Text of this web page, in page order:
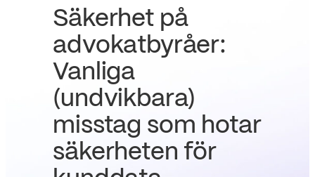
Säkerhet på
advokatbyråer:
Vanliga
(undvikbara)
misstag som hotar
säkerheten för